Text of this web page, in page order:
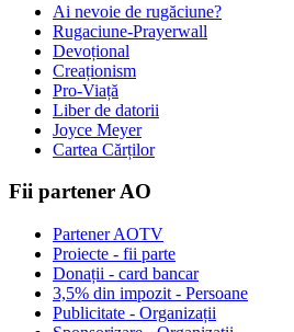
Ai nevoie de rugăciune?
Rugaciune-Prayerwall
Devoțional
Creaționism
Pro-Viață
Liber de datorii
Joyce Meyer
Cartea Cărților
Fii partener AO
Partener AOTV
Proiecte - fii parte
Donații - card bancar
3,5% din impozit - Persoane
Publicitate - Organizații